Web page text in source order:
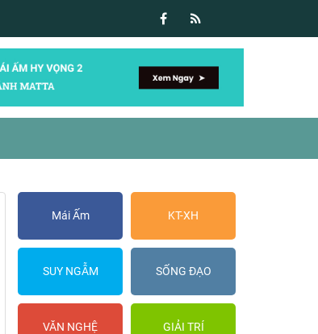
Mái Ấm KT-XH
SUY NGẪM SỐNG ĐẠO
VĂN NGHỆ GIẢI TRÍ